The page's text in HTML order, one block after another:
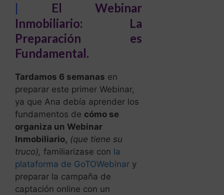
|
El Webinar
Inmobiliario: La
Preparación es
Fundamental.
Tardamos 6 semanas en
preparar este primer Webinar,
ya que Ana debía aprender los
fundamentos de cómo se
organiza un Webinar
Inmobiliario, (que tiene su
truco), familiarizase con la
plataforma de GoTOWebinar y
preparar la campaña de
captación online con un